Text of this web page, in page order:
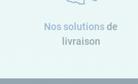
Nos solutionsde
livraison